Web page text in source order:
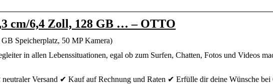
cm/6,4 Zoll, 128 GB … – OTTO
Speicherplatz, 50 MP Kamera)
in allen Lebenssituationen, egal ob zum Surfen, Chatten, Fotos und Videos
Versand ✔ Kauf auf Rechnung und Raten ✔ Erfülle dir deine Wünsche